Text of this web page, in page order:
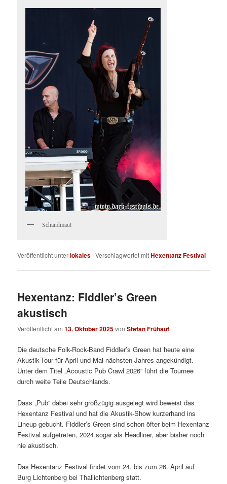
Schandmaul
Veröffentlicht unterlokales |Verschlagwortet mitHexentanz Festival
Hexentanz: Fiddler’s Green
akustisch
Veröffentlicht am13. Oktober 2025vonStefan Frühauf
Die deutsche Folk-Rock-Band Fiddler’s Green hat heute eine
Akustik-Tour für April und Mai nächsten Jahres angekündigt.
Unter dem Titel „Acoustic Pub Crawl 2026“ führt die Tournee
durch weite Teile Deutschlands.
Dass „Pub“ dabei sehr großzügig ausgelegt wird beweist das
Hexentanz Festival und hat die Akustik-Show kurzerhand ins
Lineup gebucht. Fiddler’s Green sind schon öfter beim Hexentanz
Festival aufgetreten, 2024 sogar als Headliner, aber bisher noch
nie akustisch.
Das Hexentanz Festival findet vom 24. bis zum 26. April auf
Burg Lichtenberg bei Thallichtenberg statt.